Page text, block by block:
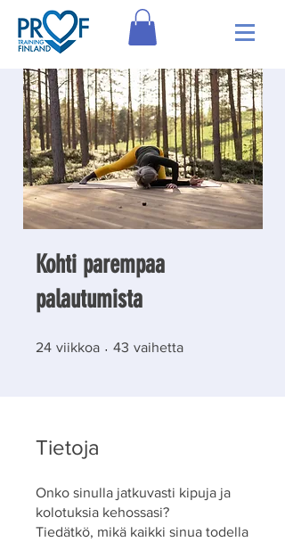
Kohti parempaa
palautumista
24 viikkoa 24 viikkoa
43 vaihetta
Tietoja
Onko sinulla jatkuvasti kipuja ja
kolotuksia kehossasi?
Tiedätkö, mikä kaikki sinua todella